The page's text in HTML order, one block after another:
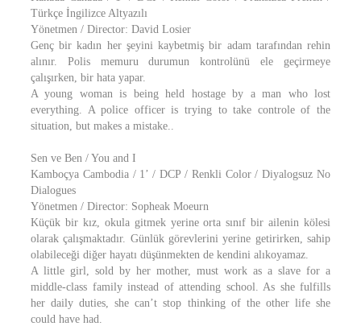
Türkçe İngilizce Altyazılı
Yönetmen / Director: David Losier
Genç bir kadın her şeyini kaybetmiş bir adam tarafından rehin
alınır. Polis memuru durumun kontrolünü ele geçirmeye
çalışırken, bir hata yapar.
A young woman is being held hostage by a man who lost
everything. A police officer is trying to take controle of the
situation, but makes a mistake..
Sen ve Ben / You and I
Kamboçya Cambodia / 1’ / DCP / Renkli Color / Diyalogsuz No
Dialogues
Yönetmen / Director: Sopheak Moeurn
Küçük bir kız, okula gitmek yerine orta sınıf bir ailenin kölesi
olarak çalışmaktadır. Günlük görevlerini yerine getirirken, sahip
olabileceği diğer hayatı düşünmekten de kendini alıkoyamaz.
A little girl, sold by her mother, must work as a slave for a
middle-class family instead of attending school. As she fulfills
her daily duties, she can’t stop thinking of the other life she
could have had.